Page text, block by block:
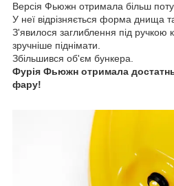
Версія Фьюжн отримала більш
У неї відрізняється форма днища
З'явилося заглиблення під ручкою
зручніше піднімати.
Збільшився об'єм бункера.
Фурія Фьюжн отримала
фару!